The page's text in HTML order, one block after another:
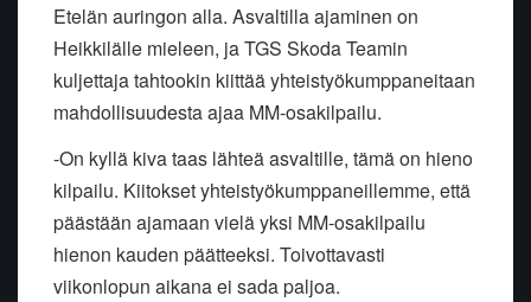
Etelän auringon alla. Asvaltilla ajaminen on
Heikkilälle mieleen, ja TGS Skoda Teamin
kuljettaja tahtookin kiittää yhteistyökumppaneitaan
mahdollisuudesta ajaa MM-osakilpailu.
-On kyllä kiva taas lähteä asvaltille, tämä on hieno
kilpailu. Kiitokset yhteistyökumppaneillemme, että
päästään ajamaan vielä yksi MM-osakilpailu
hienon kauden päätteeksi. Toivottavasti
viikonlopun aikana ei sada paljoa.